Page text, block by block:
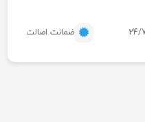
ضمانت اصالت محصول